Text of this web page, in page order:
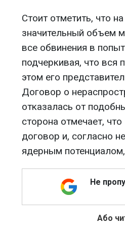
Стоит отметить, что
значительный объем
все обвинения в
подчеркивая, что вся
этом его
Договор о
отказалась от
сторона отмечает,
договор и, согласно
ядерным
Не
Або